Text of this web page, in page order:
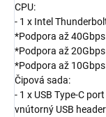
CPU:
- 1 x Intel
*Podpora až
*Podpora až
*Podpora až
Čipová sada:
- 1 x USB Type-C
vnútorný USB header